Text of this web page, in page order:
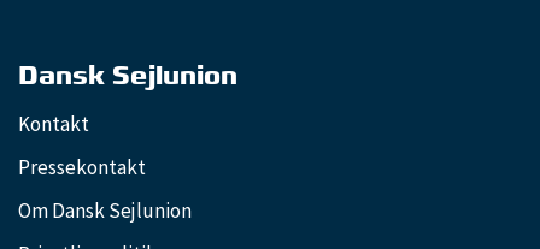
Dansk Sejlunion
Kontakt
Pressekontakt
Om Dansk Sejlunion